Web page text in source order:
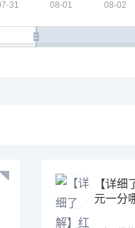
【详
元一分